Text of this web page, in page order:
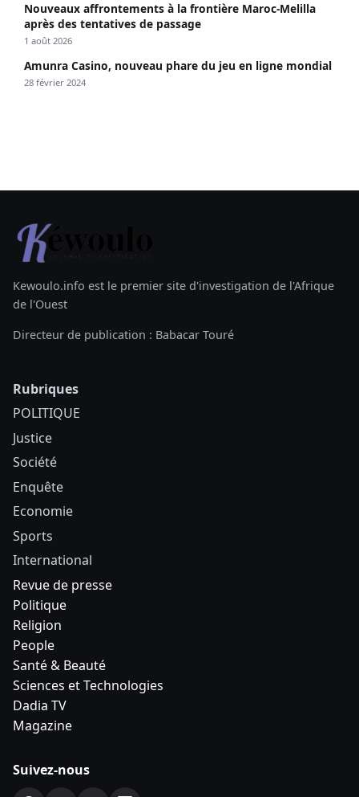
Nouveaux affrontements à la frontière Maroc-Melilla
après des tentatives de passage
1 août 2026
Amunra Casino, nouveau phare du jeu en ligne mondial
28 février 2024
Kewoulo.info est le premier site d'investigation de l'Afrique
de l'Ouest
Directeur de publication : Babacar Touré
Rubriques
POLITIQUE
Justice
Société
Enquête
Economie
Sports
International
Revue de presse
Politique
Religion
People
Santé & Beauté
Sciences et Technologies
Dadia TV
Magazine
Suivez-nous